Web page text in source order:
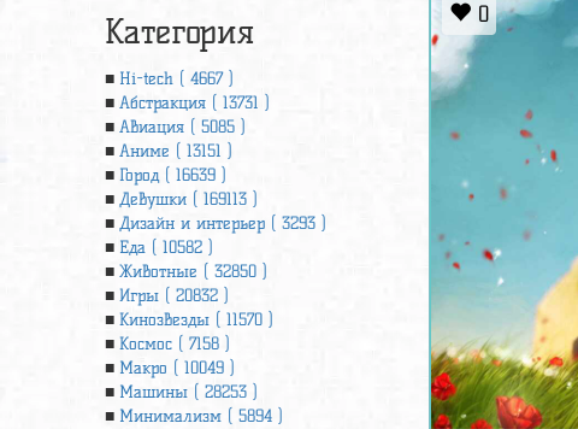
Категория
Hi-tech ( 4667 )
Абстракция ( 13731 )
Авиация ( 5085 )
Аниме ( 13151 )
Город ( 16639 )
Девушки ( 169113 )
Дизайн и интерьер ( 3293 )
Еда ( 10582 )
Животные ( 32850 )
Игры ( 20832 )
Кинозвезды ( 11570 )
Космос ( 7158 )
Макро ( 10049 )
Машины ( 28253 )
Минимализм ( 5894 )
0